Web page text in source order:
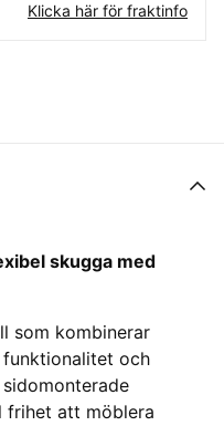
Klicka här för fraktinfo
skugga med
som kombinerar
och
frihet att möblera